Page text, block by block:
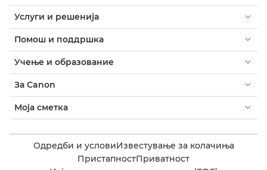
Услуги и решенија
Помош и поддршка
Учење и образование
За Canon
Моја сметка
Одредби и условиИзвестување за колачиња
ПристапностПриватност